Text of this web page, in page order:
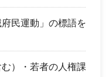
府民運動」の標語を
む）・若者の人権課